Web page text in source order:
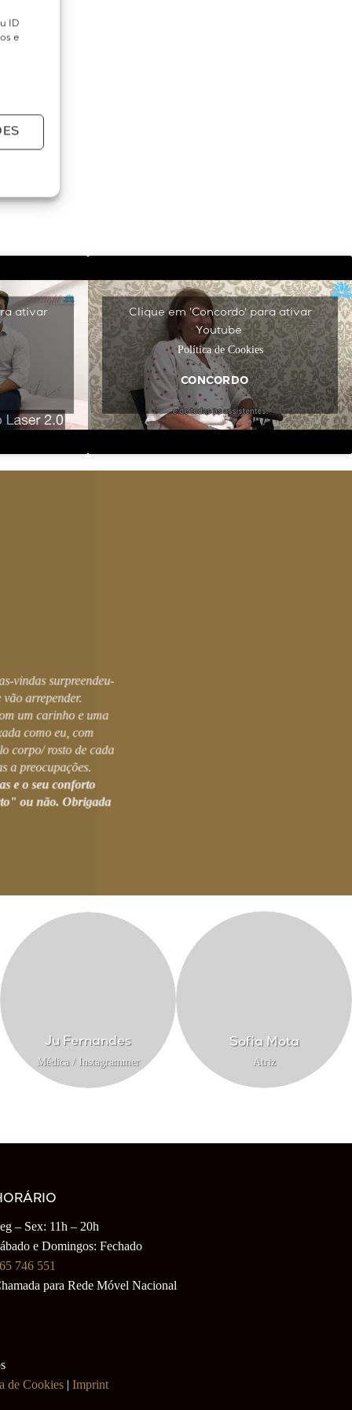
ID
e
ativar
Clique em 'Concordo' para ativar
Youtube
Política de Cookies
CONCORDO
vindas surpreendeu-
arrepender.
um carinho e uma
como eu, com
corpo/ rosto de cada
a preocupações.
e o seu conforto
ou não. Obrigada
Ju Fernandes
Médica / Instagrammer
Sofia Mota
Atriz
– Sex: 11h – 20h
e Domingos: Fechado
746 551
para Rede Móvel Nacional
de Cookies| Imprint